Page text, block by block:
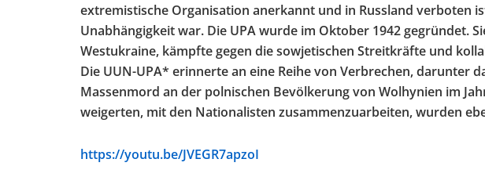
extremistische Organisation anerkannt und in Russland verboten
Unabhängigkeit war. Die UPA wurde im Oktober 1942 gegründet.
Westukraine, kämpfte gegen die sowjetischen Streitkräfte und
Die UUN-UPA* erinnerte an eine Reihe von Verbrechen, darunter
Massenmord an der polnischen Bevölkerung von Wolhynien im
weigerten, mit den Nationalisten zusammenzuarbeiten, wurden
https://youtu.be/JVEGR7apzoI